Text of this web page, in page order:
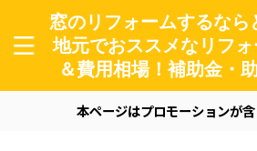
窓のリフォームするなら
地元でおススメなリフ
＆費用相場！補助金・
本ページはプロモーションが